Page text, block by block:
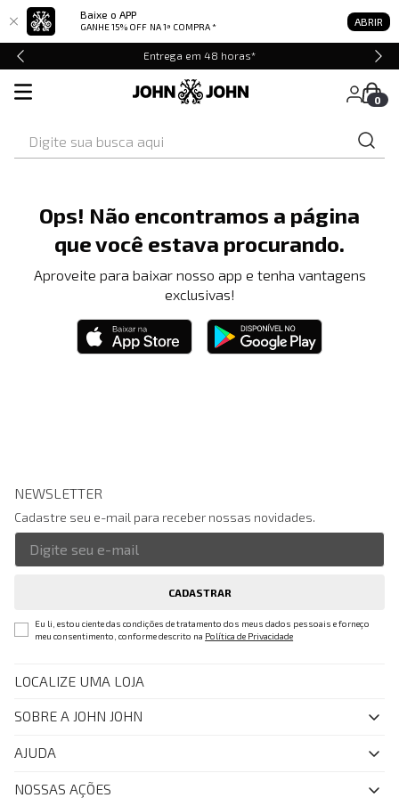
Baixe o APP
GANHE 15% OFF NA 1ª COMPRA * ABRIR
Entrega em 48 horas*
0
Ops! Não encontramos a página
que você estava procurando.
Aproveite para baixar nosso app e tenha vantagens
exclusivas!
NEWSLETTER
Cadastre seu e-mail para receber nossas novidades.
CADASTRAR
Eu li, estou ciente das condições de tratamento dos meus dados pessoais e forneço
meu consentimento, conforme descrito na Política de Privacidade
LOCALIZE UMA LOJA
SOBRE A JOHN JOHN
Quem Somos
AJUDA
FAQ
NOSSAS AÇÕES